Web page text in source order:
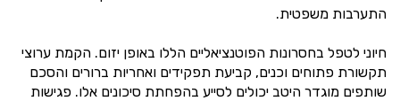
התערבות משפטית.
חיוני לטפל בחסרונות הפוטנציאליים הללו באופן יזום. הקמת ערוצי
תקשורת פתוחים וכנים, קביעת תפקידים ואחריות ברורים והסכם
שותפים מוגדר היטב יכולים לסייע בהפחתת סיכונים אלו. פגישות